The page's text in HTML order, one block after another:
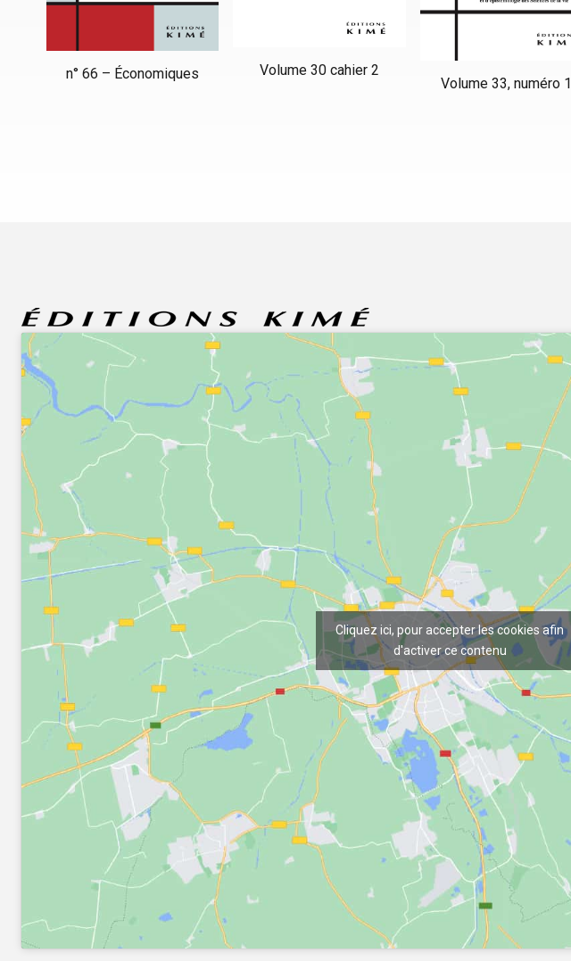
n° 66 – Économiques Volume 30 cahier 2
Volume 33, numéro 1
Cliquez ici, pour accepter les cookies afin
d'activer ce contenu